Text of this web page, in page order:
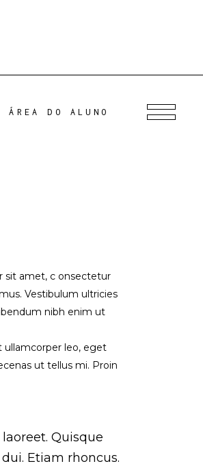
ÁREA DO ALUNO
sit amet, c onsectetur
Vestibulum ultricies
nibh enim ut
ullamcorper leo, eget
ut tellus mi. Proin
Quisque
Etiam rhoncus.